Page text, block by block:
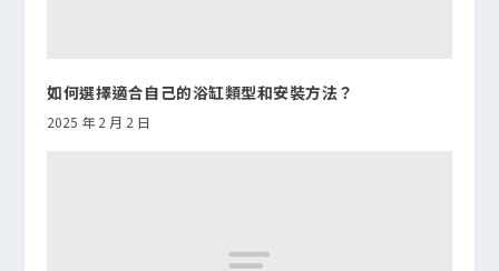
如何選擇適合自己的浴缸類型和安裝方法？
2025 年 2 月 2 日